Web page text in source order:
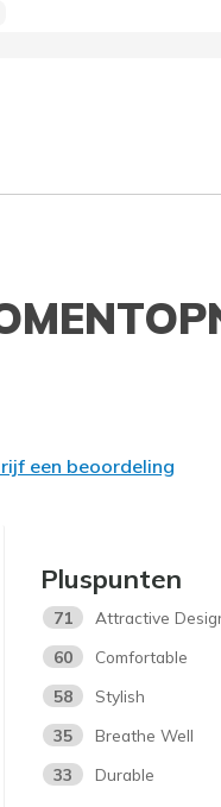
een beoordeling
Pluspunten
71
Attractive
60
Comfortable
58
Stylish
35
Breathe Well
33
Durable